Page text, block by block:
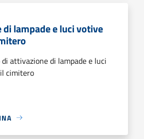
lampade e luci votive
attivazione di lampade e luci
cimitero